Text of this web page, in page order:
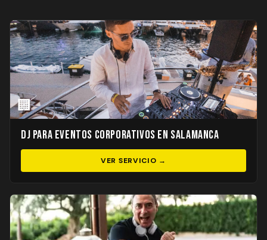
🏢
DJ para Eventos Corporativos en Salamanca
VER SERVICIO →